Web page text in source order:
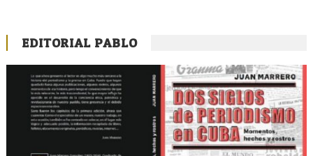
EDITORIAL PABLO